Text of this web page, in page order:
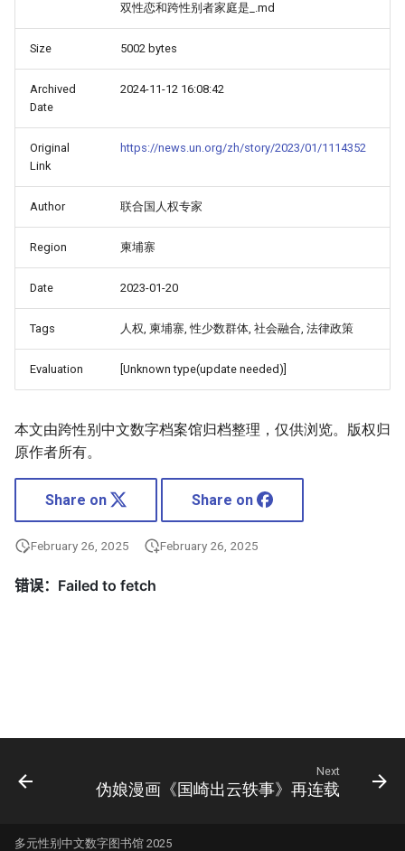
双性恋和跨性别者家庭是_.md
Size 5002 bytes
Archived
Date
2024-11-12 16:08:42
Original
Link
https://news.un.org/zh/story/2023/01/1114352
Author 联合国人权专家
Region 柬埔寨
Date 2023-01-20
Tags 人权, 柬埔寨, 性少数群体, 社会融合, 法律政策
Evaluation [Unknown type(update needed)]
本文由跨性别中文数字档案馆归档整理，仅供浏览。版权归
原作者所有。
Share on Share on
February 26, 2025 February 26, 2025
Next
伪娘漫画《国崎出云轶事》再连载
多元性别中文数字图书馆 2025